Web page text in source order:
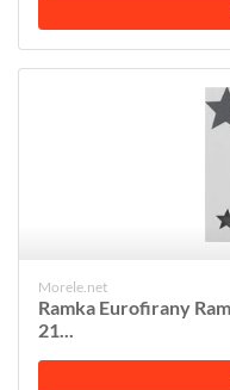
Morele.net
Ramka Eurofirany
21...